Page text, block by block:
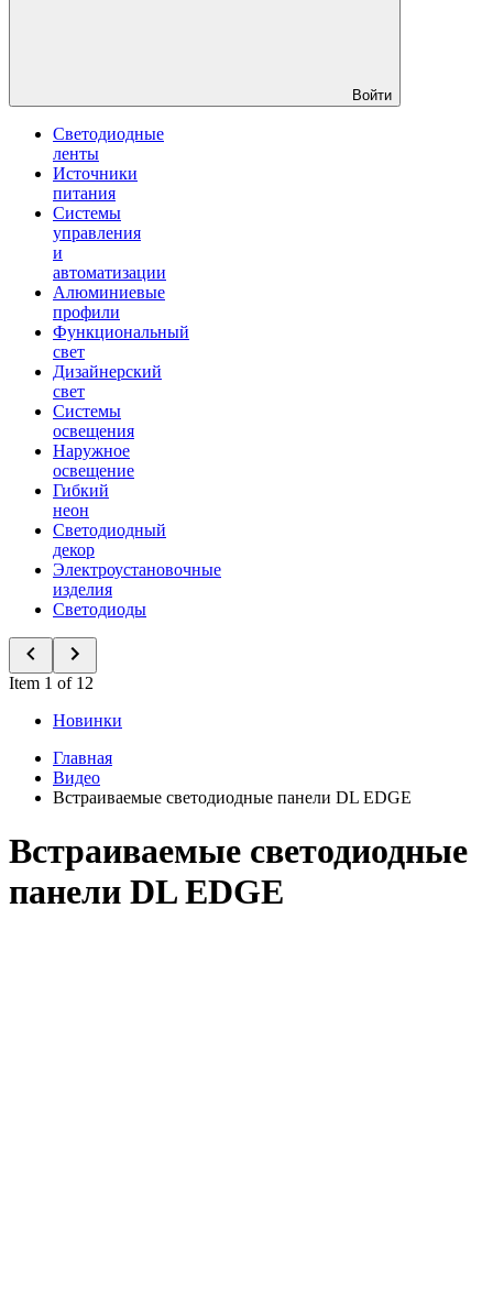
Войти
Светодиодные
ленты
Источники
питания
Системы
управления
и
автоматизации
Алюминиевые
профили
Функциональный
свет
Дизайнерский
свет
Системы
освещения
Наружное
освещение
Гибкий
неон
Светодиодный
декор
Электроустановочные
изделия
Светодиоды
Item 1 of 12
Новинки
Главная
Видео
Встраиваемые светодиодные панели DL EDGE
Встраиваемые светодиодные
панели DL EDGE